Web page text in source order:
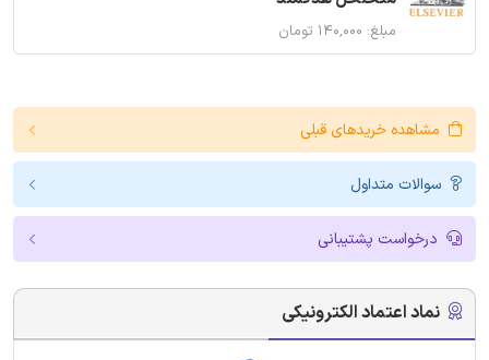
مبلغ: ۱۴۰,۰۰۰ تومان
مشاهده خریدهای قبلی
سوالات متداول
درخواست پشتیبانی
نماد اعتماد الکترونیکی